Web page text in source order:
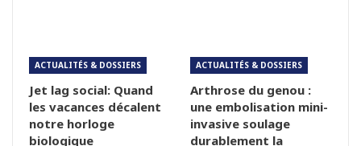
ACTUALITÉS & DOSSIERS
Jet lag social: Quand
les vacances décalent
notre horloge
biologique
ACTUALITÉS & DOSSIERS
Arthrose du genou :
une embolisation mini-
invasive soulage
durablement la